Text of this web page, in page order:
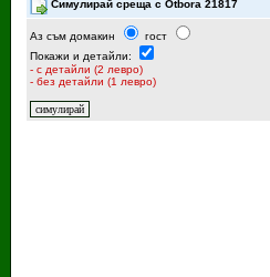
Симулирай среща с Otbora 21817
Аз съм домакин
гост
Покажи и детайли:
- с детайли (2 левро)
- без детайли (1 левро)